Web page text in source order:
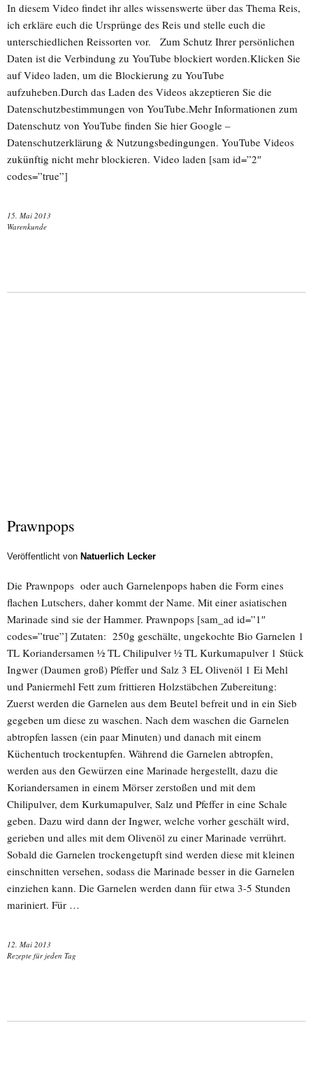
In diesem Video findet ihr alles wissenswerte über das Thema Reis,
ich erkläre euch die Ursprünge des Reis und stelle euch die
unterschiedlichen Reissorten vor. Zum Schutz Ihrer persönlichen
Daten ist die Verbindung zu YouTube blockiert worden.Klicken Sie
auf Video laden, um die Blockierung zu YouTube
aufzuheben.Durch das Laden des Videos akzeptieren Sie die
Datenschutzbestimmungen von YouTube.Mehr Informationen zum
Datenschutz von YouTube finden Sie hier Google –
Datenschutzerklärung & Nutzungsbedingungen. YouTube Videos
zukünftig nicht mehr blockieren. Video laden [sam id=”2″
codes=”true”]
15. Mai 2013
Warenkunde
Prawnpops
Veröffentlicht von Natuerlich Lecker
Die Prawnpops oder auch Garnelenpops haben die Form eines
flachen Lutschers, daher kommt der Name. Mit einer asiatischen
Marinade sind sie der Hammer. Prawnpops [sam_ad id=”1″
codes=”true”] Zutaten: 250g geschälte, ungekochte Bio Garnelen 1
TL Koriandersamen ½ TL Chilipulver ½ TL Kurkumapulver 1 Stück
Ingwer (Daumen groß) Pfeffer und Salz 3 EL Olivenöl 1 Ei Mehl
und Paniermehl Fett zum frittieren Holzstäbchen Zubereitung:
Zuerst werden die Garnelen aus dem Beutel befreit und in ein Sieb
gegeben um diese zu waschen. Nach dem waschen die Garnelen
abtropfen lassen (ein paar Minuten) und danach mit einem
Küchentuch trockentupfen. Während die Garnelen abtropfen,
werden aus den Gewürzen eine Marinade hergestellt, dazu die
Koriandersamen in einem Mörser zerstoßen und mit dem
Chilipulver, dem Kurkumapulver, Salz und Pfeffer in eine Schale
geben. Dazu wird dann der Ingwer, welche vorher geschält wird,
gerieben und alles mit dem Olivenöl zu einer Marinade verrührt.
Sobald die Garnelen trockengetupft sind werden diese mit kleinen
einschnitten versehen, sodass die Marinade besser in die Garnelen
einziehen kann. Die Garnelen werden dann für etwa 3-5 Stunden
mariniert. Für …
12. Mai 2013
Rezepte für jeden Tag